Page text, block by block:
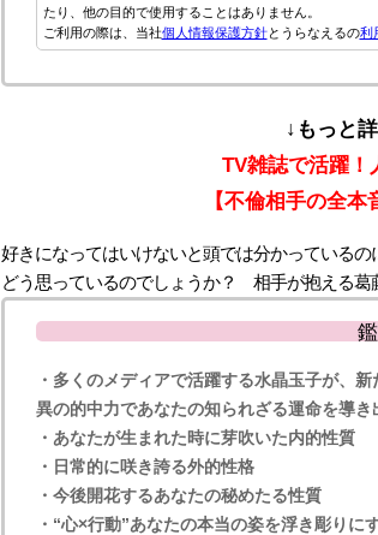
たり、他の目的で使用することはありません。
ご利用の際は、当社個人情報保護方針とうらなえるの利
↓もっと
TV雑誌で活躍！
【不倫相手の全
好きになってはいけないと頭では分かっている
どう思っているのでしょうか？ 相手が抱える葛
・多くのメディアで活躍する水晶玉子が、
異の的中力であなたの知られざる運命を導き
・あなたが生まれた時に芽吹いた内的性質
・日常的に咲き誇る外的性格
・今後開花するあなたの秘めたる性質
・“心×行動”あなたの本当の姿を浮き彫りに